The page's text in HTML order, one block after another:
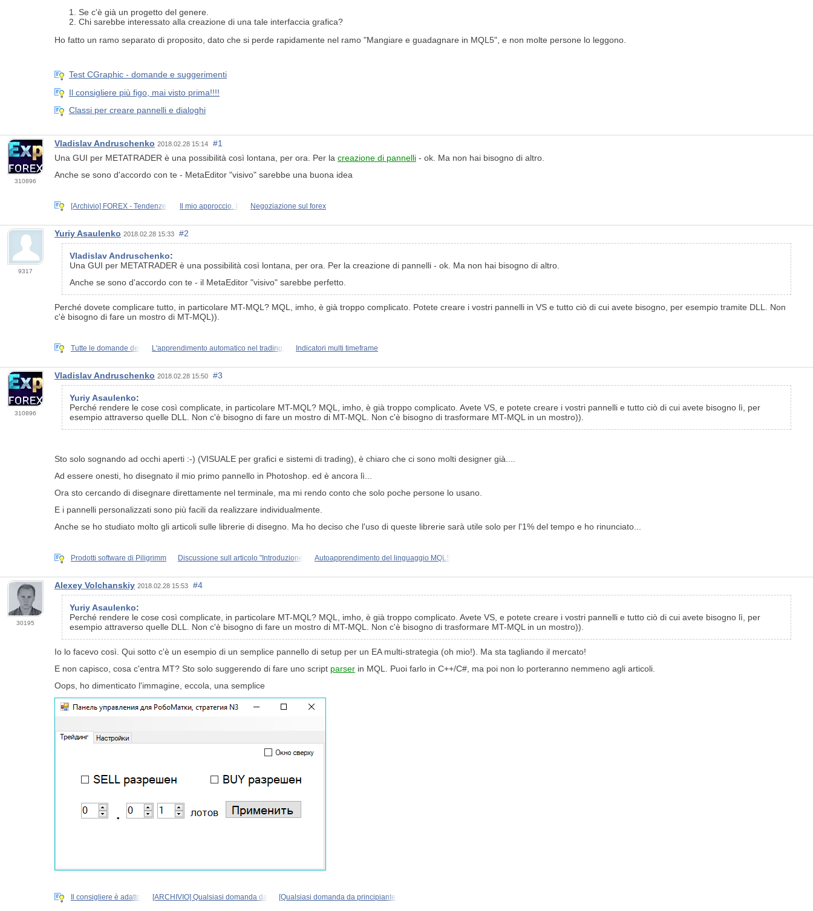
Se c'è già un progetto del genere.
Chi sarebbe interessato alla creazione di una tale interfaccia grafica?
Ho fatto un ramo separato di proposito, dato che si perde rapidamente nel ramo "Mangiare e guadagnare in MQL5", e non molte persone lo leggono.
Test CGraphic - domande e suggerimenti
Il consigliere più figo, mai visto prima!!!!
Classi per creare pannelli e dialoghi
310896
Vladislav Andruschenko 2018.02.28 15:14
#1
Una GUI per METATRADER è una possibilità così lontana, per ora. Per la creazione di pannelli - ok. Ma non hai bisogno di altro.
Anche se sono d'accordo con te - MetaEditor "visivo" sarebbe una buona idea
[Archivio] FOREX - Tendenze, Il mio approccio. Il Negoziazione sul forex
9317
Yuriy Asaulenko 2018.02.28 15:33 #2
Vladislav Andruschenko:
Una GUI per METATRADER è una possibilità così lontana, per ora. Per la creazione di pannelli - ok. Ma non hai bisogno di altro.
Anche se sono d'accordo con te - il MetaEditor "visivo" sarebbe perfetto.
Perché dovete complicare tutto, in particolare MT-MQL? MQL, imho, è già troppo complicato. Potete creare i vostri pannelli in VS e tutto ciò di cui avete bisogno, per esempio tramite DLL. Non
c'è bisogno di fare un mostro di MT-MQL)).
Tutte le domande dei L'apprendimento automatico nel trading: Indicatori multi timeframe
310896
Vladislav Andruschenko 2018.02.28 15:50 #3
Yuriy Asaulenko:
Perché rendere le cose così complicate, in particolare MT-MQL? MQL, imho, è già troppo complicato. Avete VS, e potete creare i vostri pannelli e tutto ciò di cui avete bisogno lì, per
esempio attraverso quelle DLL. Non c'è bisogno di fare un mostro di MT-MQL. Non c'è bisogno di trasformare MT-MQL in un mostro)).
Sto solo sognando ad occhi aperti :-) (VISUALE per grafici e sistemi di trading), è chiaro che ci sono molti designer già....
Ad essere onesti, ho disegnato il mio primo pannello in Photoshop. ed è ancora lì...
Ora sto cercando di disegnare direttamente nel terminale, ma mi rendo conto che solo poche persone lo usano.
E i pannelli personalizzati sono più facili da realizzare individualmente.
Anche se ho studiato molto gli articoli sulle librerie di disegno. Ma ho deciso che l'uso di queste librerie sarà utile solo per l'1% del tempo e ho rinunciato...
Prodotti software di Piligrimm Discussione sull articolo "Introduzione Autoapprendimento del linguaggio MQL5
30195
Alexey Volchanskiy 2018.02.28 15:53 #4
Yuriy Asaulenko:
Perché rendere le cose così complicate, in particolare MT-MQL? MQL, imho, è già troppo complicato. Avete VS, e potete creare i vostri pannelli e tutto ciò di cui avete bisogno lì, per
esempio attraverso quelle DLL. Non c'è bisogno di fare un mostro di MT-MQL. Non c'è bisogno di trasformare MT-MQL in un mostro)).
Io lo facevo così. Qui sotto c'è un esempio di un semplice pannello di setup per un EA multi-strategia (oh mio!). Ma sta tagliando il mercato!
E non capisco, cosa c'entra MT? Sto solo suggerendo di fare uno script parser in MQL. Puoi farlo in C++/C#, ma poi non lo porteranno nemmeno agli articoli.
Oops, ho dimenticato l'immagine, eccola, una semplice
Il consigliere è adatto [ARCHIVIO] Qualsiasi domanda da [Qualsiasi domanda da principiante,